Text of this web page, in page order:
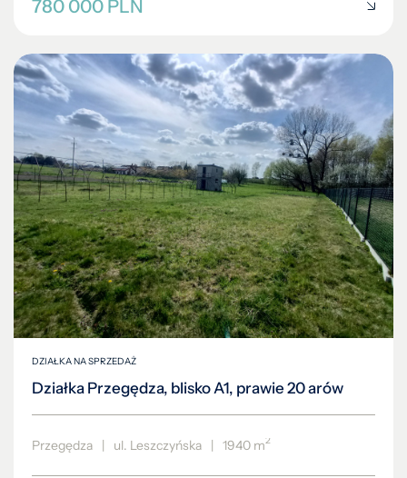
780 000 PLN
DZIAŁKA NA SPRZEDAŻ
Działka Przegędza, blisko A1, prawie 20 arów
Przegędza | ul. Leszczyńska | 1940 m2